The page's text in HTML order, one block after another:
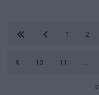
1 2
9 10 11